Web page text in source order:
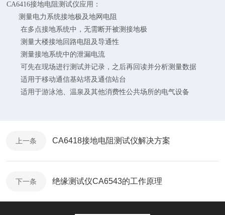
CA6416接地电阻测试仪应用：
测量电力系统接地极及地网电阻
在多点接地系统中，无需断开被测接地极
测量大楼接地回路电阻及导通性
测量接地系统中的泄漏电流
可先在现场进行测试并记录，之后再回读并分析测量数据
适用于移动通信基站塔及通信站台
适用于游泳池、温泉及其他消费性公共场所的电气设备
上一条 CA6418接地电阻测试仪解决方案
下一条 绝缘测试仪CA6543的工作原理